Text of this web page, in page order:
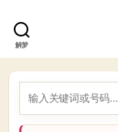
解梦